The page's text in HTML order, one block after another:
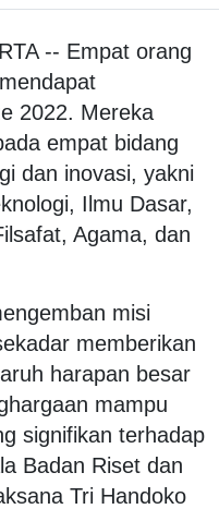
-- Empat orang
2022. Mereka
empat bidang
dan inovasi, yakni
Ilmu Dasar,
Agama, dan
misi
memberikan
harapan besar
mampu
signifikan terhadap
Badan Riset dan
Tri Handoko